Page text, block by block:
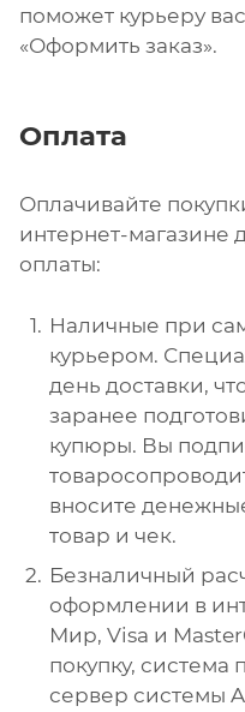
поможет курьеру
«Оформить заказ».
Оплата
Оплачивайте
интернет-магазине
оплаты:
Наличные при
курьером.
день доставки,
заранее
купюры. Вы
вносите
товар и чек.
Безналичный
оформлении в
Мир, Visa и
покупку, система
сервер системы